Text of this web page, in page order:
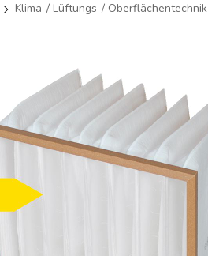
Klima-/ Lüftungs-/ Oberflächentechnik